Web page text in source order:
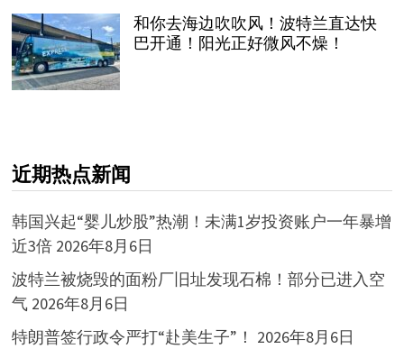
和你去海边吹吹风！波特兰直达快
巴开通！阳光正好微风不燥！
近期热点新闻
韩国兴起“婴儿炒股”热潮！未满1岁投资账户一年暴增
近3倍 2026年8月6日
波特兰被烧毁的面粉厂旧址发现石棉！部分已进入空
气 2026年8月6日
特朗普签行政令严打“赴美生子”！ 2026年8月6日